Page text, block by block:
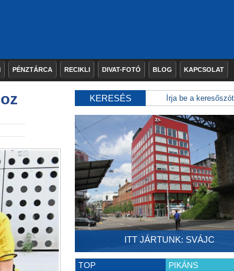
PÉNZTÁRCA RECIKLI DIVAT-FOTÓ BLOG KAPCSOLAT
KERESÉS
ITT JÁRTUNK: SVÁJC
TOP PIKÁNS